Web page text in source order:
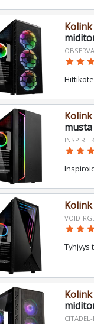
Kolink
star star
Kolink
musta
INSPIRE-
star star
Kolink
VOID-
star star
Tyhjyys
Kolink